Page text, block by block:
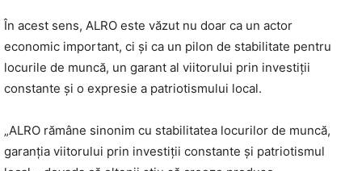
În acest sens, ALRO este văzut nu doar ca un actor
economic important, ci și ca un pilon de stabilitate pentru
locurile de muncă, un garant al viitorului prin investiții
constante și o expresie a patriotismului local.
„ALRO rămâne sinonim cu stabilitatea locurilor de muncă,
garanția viitorului prin investiții constante și patriotismul